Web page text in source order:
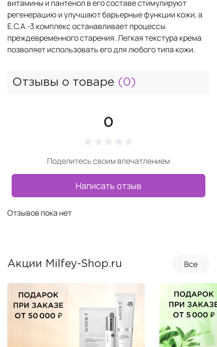
витамины и пантенол в его составе стимулируют
регенерацию и улучшают барьерные функции кожи, а
Е.С.А.-3 комплекс останавливает процессы
преждевременного старения. Легкая текстура крема
позволяет использовать его для любого типа кожи.
Отзывы о товаре (0)
0
Поделитесь своим впечатлением
Написать отзыв
Отзывов пока нет
Акции Milfey-Shop.ru Все